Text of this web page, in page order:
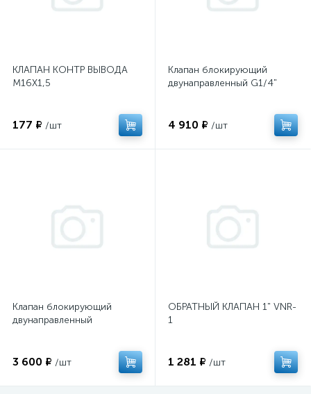
КЛАПАН КОНТР ВЫВОДА
M16X1,5
177 ₽ /шт
Клапан блокирующий
двунаправленный G1/4"
4 910 ₽ /шт
Клапан блокирующий
двунаправленный
3 600 ₽ /шт
ОБРАТНЫЙ КЛАПАН 1" VNR-
1
1 281 ₽ /шт